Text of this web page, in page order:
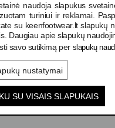
naudoja slapukus
turiniui ir reklamai.
su keenfootwear.lt slapukų
Daugiau apie slapukų
savo sutikimą per slapukų
nustatymai
SU VISAIS SLAPUKAIS